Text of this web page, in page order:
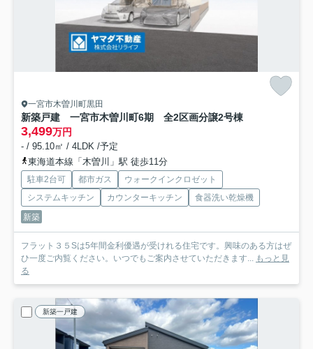
一宮市木曽川町黒田
新築戸建 一宮市木曽川町6期 全2区画分譲2号棟
3,499万円
- / 95.10㎡ / 4LDK /予定
東海道本線「木曽川」駅 徒歩11分
駐車2台可 都市ガス
ウォークインクロゼット
システムキッチン
カウンターキッチン
食器洗い乾燥機
新築
フラット３５Sは5年間金利優遇が受けれる住宅です。興味のある方はぜ
ひ一度ご内覧ください。いつでもご案内させていただきます... もっと見
る
新築一戸建